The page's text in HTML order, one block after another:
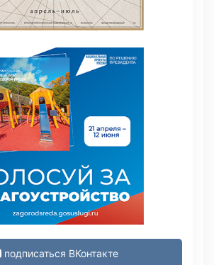
подписаться ВКонтакте